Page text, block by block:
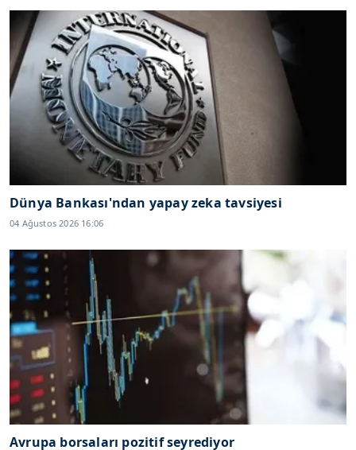
Dünya Bankası'ndan yapay zeka tavsiyesi
04 Ağustos 2026 16:06
Avrupa borsaları pozitif seyrediyor